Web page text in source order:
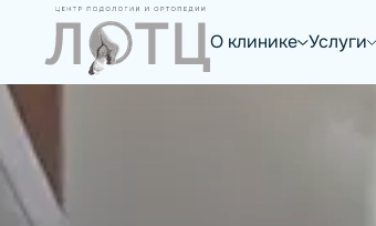
О клинике Услуги
Главная / Стельки